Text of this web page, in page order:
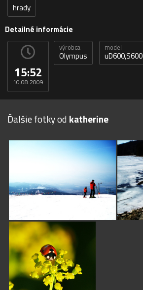
hrady
Detailné informácie
15:52
10.08.2009
výrobca
Olympus
model
uD600,S600
Ďalšie fotky od katherine